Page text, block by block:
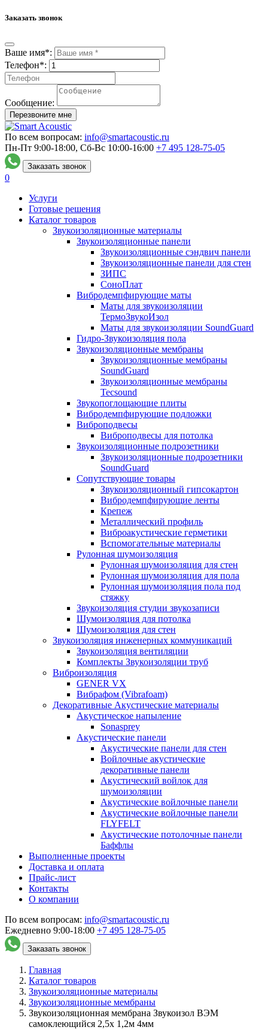
Заказать звонок
Ваше имя*:
Телефон*:
Сообщение:
Перезвоните мне
По всем вопросам: info@smartacoustic.ru
Пн-Пт 9:00-18:00, Сб-Вс 10:00-16:00 +7 495 128-75-05
Заказать звонок
0
Услуги
Готовые решения
Каталог товаров
Звукоизоляционные материалы
Звукоизоляционные панели
Звукоизоляционные сэндвич панели
Звукоизоляционные панели для стен
ЗИПС
СоноПлат
Вибродемпфирующие маты
Маты для звукоизоляции
ТермоЗвукоИзол
Маты для звукоизоляции SoundGuard
Гидро-Звукоизоляция пола
Звукоизоляционные мембраны
Звукоизоляционные мембраны
SoundGuard
Звукоизоляционные мембраны
Tecsound
Звукопоглощающие плиты
Вибродемпфирующие подложки
Виброподвесы
Виброподвесы для потолка
Звукоизоляционные подрозетники
Звукоизоляционные подрозетники
SoundGuard
Сопутствующие товары
Звукоизоляционный гипсокартон
Вибродемпфирующие ленты
Крепеж
Металлический профиль
Виброакустические герметики
Вспомогательные материалы
Рулонная шумоизоляция
Рулонная шумоизоляция для стен
Рулонная шумоизоляция для пола
Рулонная шумоизоляция пола под
стяжку
Звукоизоляция студии звукозаписи
Шумоизоляция для потолка
Шумоизоляция для стен
Звукоизоляция инженерных коммуникаций
Звукоизоляция вентиляции
Комплекты Звукоизоляции труб
Виброизоляция
GENER VX
Вибрафом (Vibrafoam)
Декоративные Акустические материалы
Акустическое напыление
Sonasprey
Акустические панели
Акустические панели для стен
Войлочные акустические
декоративные панели
Акустический войлок для
шумоизоляции
Акустические войлочные панели
Акустические войлочные панели
FLYFELT
Акустические потолочные панели
Баффлы
Выполненные проекты
Доставка и оплата
Прайс-лист
Контакты
О компании
По всем вопросам: info@smartacoustic.ru
Ежедневно 9:00-18:00 +7 495 128-75-05
Заказать звонок
Главная
Каталог товаров
Звукоизоляционные материалы
Звукоизоляционные мембраны
Звукоизоляционная мембрана Звукоизол ВЭМ
самоклеющийся 2,5х 1,2м 4мм